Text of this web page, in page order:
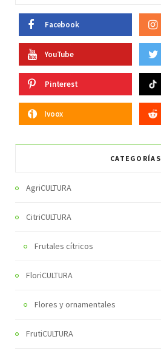
Facebook
YouTube
Pinterest
Ivoox
CATEGORÍAS
AgriCULTURA
CitriCULTURA
Frutales cítricos
FloriCULTURA
Flores y ornamentales
FrutiCULTURA